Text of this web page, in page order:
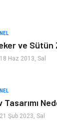
ve Sütün
Haz 2013, Sal
Tasarımı
Şub 2023, Sal